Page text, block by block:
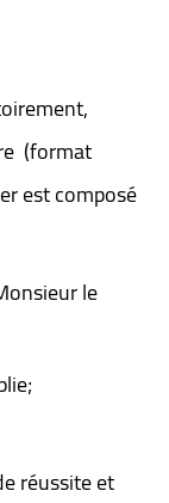
(format
est composé
le
réussite et